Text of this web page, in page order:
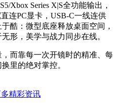
Xbox Series X|S全功能输出，
连PC显卡，USB-C一线连供
酷：微型底座释放桌面空间，
形，美学与战力同步在线。
而靠每一次开镜时的精准、每
里的绝对掌控。
精彩资讯